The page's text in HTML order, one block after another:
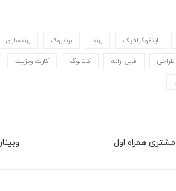
اینفوگرافیک برند برندبوک برندسازی
طراحی فایل ارائه کاتالوگ کارت ویزیت
همراه اول